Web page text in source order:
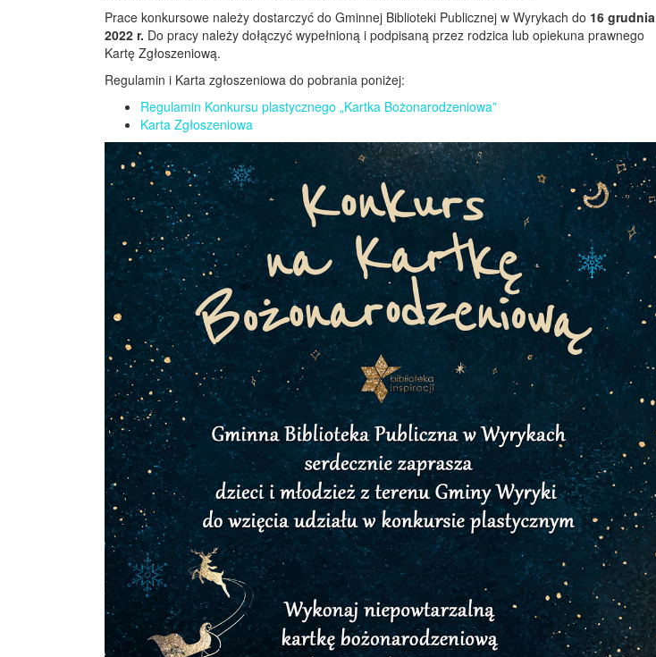
Prace konkursowe należy dostarczyć do Gminnej Biblioteki Publicznej w Wyrykach do 16 grudnia
2022 r. Do pracy należy dołączyć wypełnioną i podpisaną przez rodzica lub opiekuna prawnego
Kartę Zgłoszeniową.
Regulamin i Karta zgłoszeniowa do pobrania poniżej:
Regulamin Konkursu plastycznego „Kartka Bożonarodzeniowa”
Karta Zgłoszeniowa